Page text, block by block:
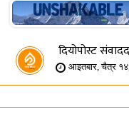
दियोपोस्ट
आइतबार, चैत्र